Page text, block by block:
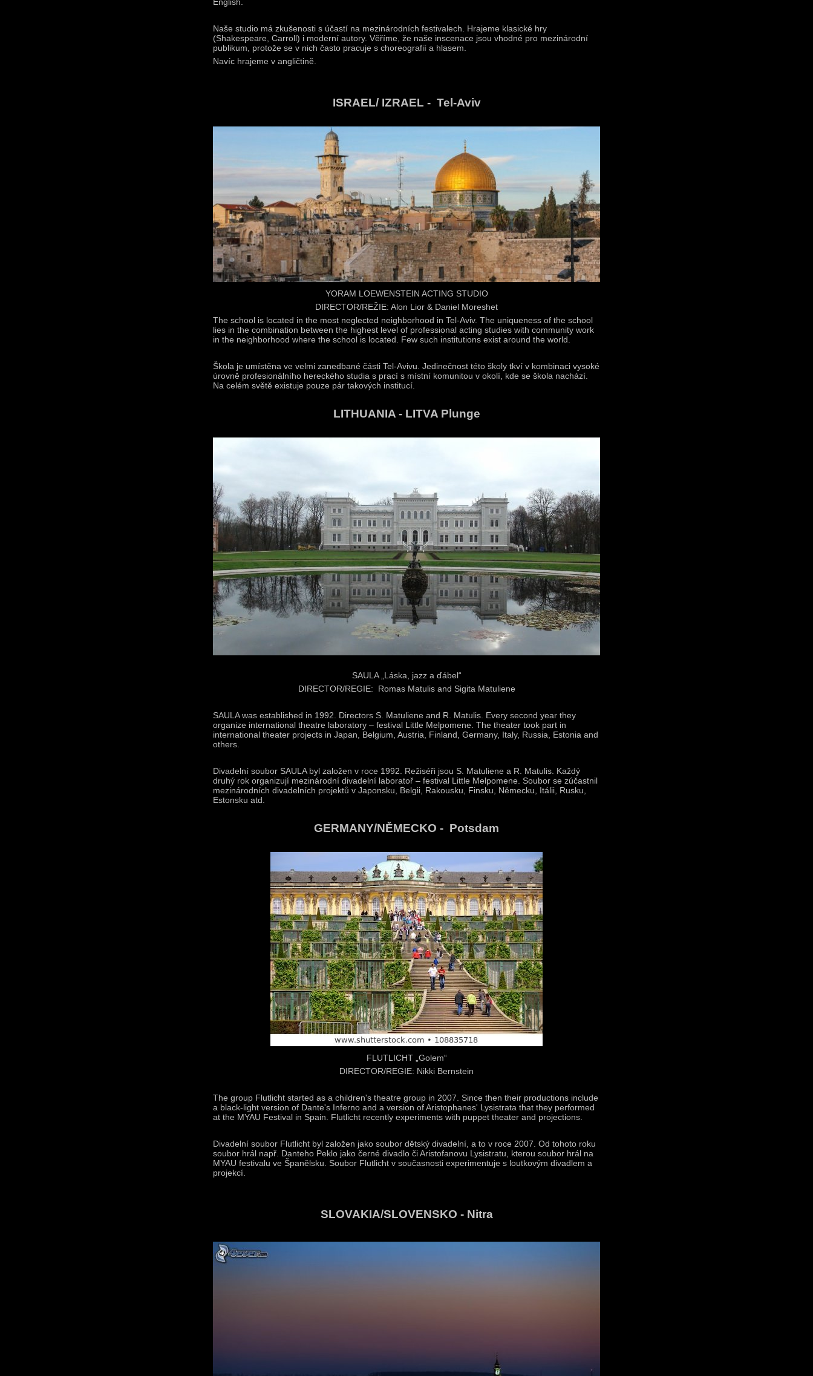
Naše studio má zkušenosti s účastí na mezinárodních festivalech. Hrajeme klasické hry
(Shakespeare, Carroll) i moderní autory. Věříme, že naše inscenace jsou vhodné pro mezinárodní
publikum, protože se v nich často pracuje s choreografií a hlasem.
Navíc hrajeme v angličtině.
ISRAEL/ IZRAEL - Tel-Aviv
YORAM LOEWENSTEIN ACTING STUDIO
DIRECTOR/REŽIE: Alon Lior & Daniel Moreshet
The school is located in the most neglected neighborhood in Tel-Aviv. The uniqueness of the school
lies in the combination between the highest level of professional acting studies with community work
in the neighborhood where the school is located. Few such institutions exist around the world.
Škola je umístěna ve velmi zanedbané části Tel-Avivu. Jedinečnost této školy tkví v kombinaci vysoké
úrovně profesionálního hereckého studia s prací s místní komunitou v okolí, kde se škola nachází.
Na celém světě existuje pouze pár takových institucí.
LITHUANIA - LITVA Plunge
SAULA „Láska, jazz a ďábel“
DIRECTOR/REGIE: Romas Matulis and Sigita Matuliene
SAULA was established in 1992. Directors S. Matuliene and R. Matulis. Every second year they
organize international theatre laboratory – festival Little Melpomene. The theater took part in
international theater projects in Japan, Belgium, Austria, Finland, Germany, Italy, Russia, Estonia and
others.
Divadelní soubor SAULA byl založen v roce 1992. Režiséři jsou S. Matuliene a R. Matulis. Každý
druhý rok organizují mezinárodní divadelní laboratoř – festival Little Melpomene. Soubor se zúčastnil
mezinárodních divadelních projektů v Japonsku, Belgii, Rakousku, Finsku, Německu, Itálii, Rusku,
Estonsku atd.
GERMANY/NĚMECKO - Potsdam
FLUTLICHT „Golem“
DIRECTOR/REGIE: Nikki Bernstein
The group Flutlicht started as a children's theatre group in 2007. Since then their productions include
a black-light version of Dante's Inferno and a version of Aristophanes' Lysistrata that they performed
at the MYAU Festival in Spain. Flutlicht recently experiments with puppet theater and projections.
Divadelní soubor Flutlicht byl založen jako soubor dětský divadelní, a to v roce 2007. Od tohoto roku
soubor hrál např. Danteho Peklo jako černé divadlo či Aristofanovu Lysistratu, kterou soubor hrál na
MYAU festivalu ve Španělsku. Soubor Flutlicht v současnosti experimentuje s loutkovým divadlem a
projekcí.
SLOVAKIA/SLOVENSKO - Nitra